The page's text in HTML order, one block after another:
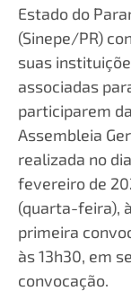
Estado do
(Sinepe/PR)
suas
associadas
participarem da
Assembleia
realizada no
fevereiro de
(quarta-feira),
primeira
às 13h30, em
convocação.